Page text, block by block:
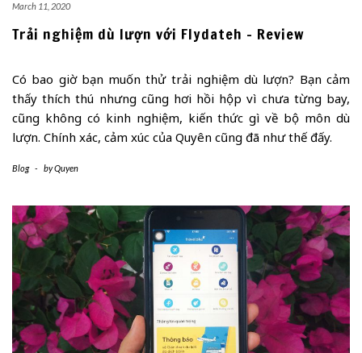
March 11, 2020
Trải nghiệm dù lượn với Flydateh – Review
Có bao giờ bạn muốn thử trải nghiệm dù lượn? Bạn cảm
thấy thích thú nhưng cũng hơi hồi hộp vì chưa từng bay,
cũng không có kinh nghiệm, kiến thức gì về bộ môn dù
lượn. Chính xác, cảm xúc của Quyên cũng đã như thế đấy.
Blog - byQuyen